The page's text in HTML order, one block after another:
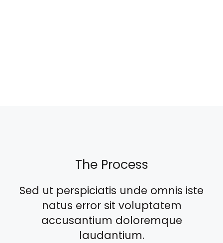
The Process
Sed ut perspiciatis unde omnis iste
natus error sit voluptatem
accusantium doloremque
laudantium.